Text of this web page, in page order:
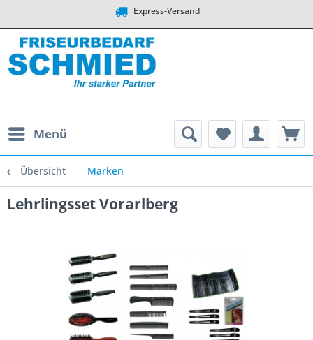
Express-Versand
Menü
Übersicht Marken
Lehrlingsset Vorarlberg